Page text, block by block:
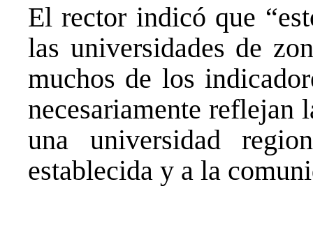
El rector indicó que
las universidades de
muchos de los
necesariamente reflejan
una universidad
establecida y a la